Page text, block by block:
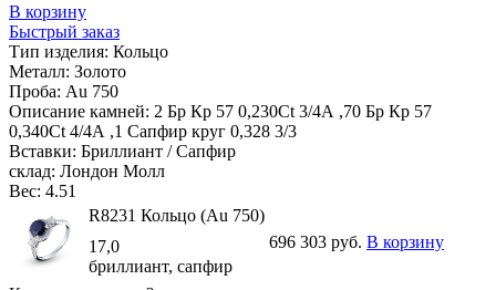
В корзину
Быстрый заказ
Тип изделия: Кольцо
Металл: Золото
Проба: Au 750
Описание камней: 2 Бр Кр 57 0,230Ct 3/4А ,70 Бр Кр 57
0,340Ct 4/4А ,1 Сапфир круг 0,328 3/3
Вставки: Бриллиант / Сапфир
склад: Лондон Молл
Вес: 4.51
R8231 Кольцо (Au 750)
696 303 руб. В корзину
17,0
бриллиант, сапфир